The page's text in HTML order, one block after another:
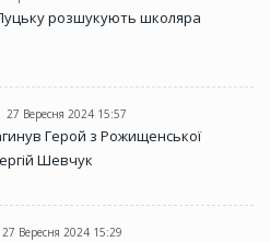
розшукують школяра
27 Вересня 2024 15:57
Герой з Рожищенської
Шевчук
27 Вересня 2024 15:29